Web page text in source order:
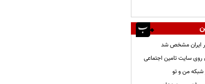
ایران مشخص شد
روی سایت تامین اجتماعی
من و تو